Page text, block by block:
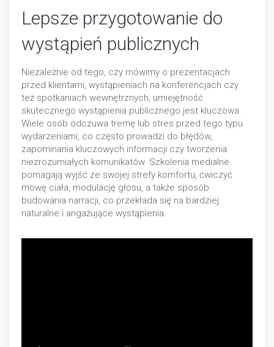
Lepsze przygotowanie do
wystąpień publicznych
Niezależnie od tego, czy mówimy o prezentacjach
przed klientami, wystąpieniach na konferencjach czy
też spotkaniach wewnętrznych, umiejętność
skutecznego wystąpienia publicznego jest kluczowa.
Wiele osób odczuwa tremę lub stres przed tego typu
wydarzeniami, co często prowadzi do błędów,
zapominania kluczowych informacji czy tworzenia
niezrozumiałych komunikatów. Szkolenia medialne
pomagają wyjść ze swojej strefy komfortu, ćwiczyć
mowę ciała, modulację głosu, a także sposób
budowania narracji, co przekłada się na bardziej
naturalne i angażujące wystąpienia.